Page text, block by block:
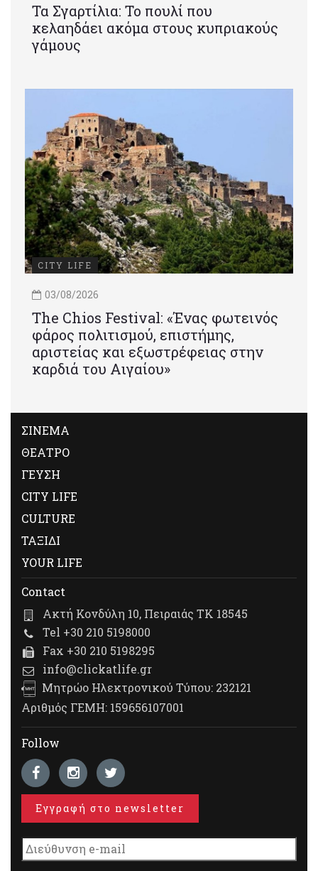
Τα Σγαρτίλια: Το πουλί που
κελαηδάει ακόμα στους κυπριακούς
γάμους
CITY LIFE
03/08/2026
Τhe Chios Festival: «Ένας φωτεινός
φάρος πολιτισμού, επιστήμης,
αριστείας και εξωστρέφειας στην
καρδιά του Αιγαίου»
ΣΙΝΕΜΑ
ΘΕΑΤΡΟ
ΓΕΥΣΗ
CITY LIFE
CULTURE
ΤΑΞΙΔΙ
YOUR LIFE
Contact
Ακτή Κονδύλη 10, Πειραιάς ΤΚ 18545
Tel +30 210 5198000
Fax +30 210 5198295
info@clickatlife.gr
Μητρώο Ηλεκτρονικού Τύπου: 232121
Αριθμός ΓΕΜΗ: 159656107001
Follow
Εγγραφή στο newsletter